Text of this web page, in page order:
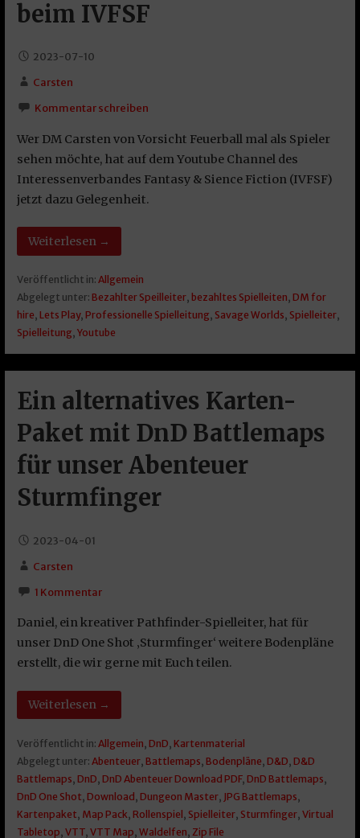
beim IVFSF
2023-07-10
Carsten
Kommentar schreiben
Wer DM Carsten von Vorsicht Feuerball mal als Spieler
sehen möchte, hat auf dem Youtube Channel des
Interessenverbandes Fantasy & Sience Fiction (IVFSF)
jetzt dazu Gelegenheit.
Weiterlesen →
Veröffentlicht in: Allgemein
Abgelegt unter: Bezahlter Speilleiter, bezahltes Spielleiten, DM for
hire, Lets Play, Professionelle Spielleitung, Savage Worlds, Spielleiter,
Spielleitung, Youtube
Ein alternatives Karten-
Paket mit DnD Battlemaps
für unser Abenteuer
Sturmfinger
2023-04-01
Carsten
1 Kommentar
Daniel, ein kreativer Pathfinder-Spielleiter, hat für
unser DnD One Shot ‚Sturmfinger‘ weitere Bodenpläne
erstellt, die wir gerne mit Euch teilen.
Weiterlesen →
Veröffentlicht in: Allgemein DnD Kartenmaterial
Abgelegt unter: Abenteuer, Battlemaps Bodenpläne D&D D&D
Battlemaps DnD DnD Abenteuer Download PDF, DnD Battlemaps
DnD One Shot Download Dungeon Master, JPG Battlemaps
Kartenpaket Map Pack Rollenspiel Spielleiter, Sturmfinger, Virtual
Tabletop VTT, VTT Map Waldelfen Zip File